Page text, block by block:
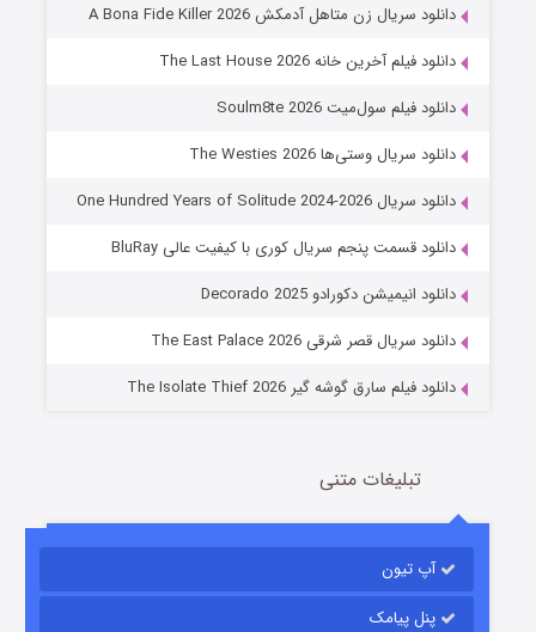
عملیات آپارتمان
قسمت2 (زیرنویس) منتشر شد
دانلود سریال زن متاهل آدمکش A Bona Fide Killer 2026
دانلود فیلم آخرین خانه The Last House 2026
دانلود فیلم سول‌میت Soulm8te 2026
دانلود سریال وستی‌ها The Westies 2026
دانلود سریال One Hundred Years of Solitude 2024-2026
دانلود قسمت پنجم سریال کوری با کیفیت عالی BluRay
دانلود انیمیشن دکورادو Decorado 2025
دانلود سریال قصر شرقی The East Palace 2026
دانلود فیلم سارق گوشه گیر The Isolate Thief 2026
تبلیغات متنی
آپ تیون
پنل پیامک